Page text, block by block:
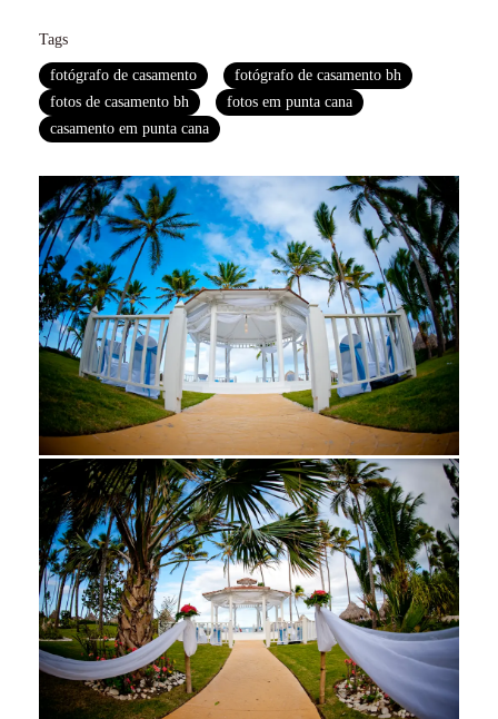
Tags
fotógrafo de casamento
fotógrafo de casamento bh
fotos de casamento bh
fotos em punta cana
casamento em punta cana